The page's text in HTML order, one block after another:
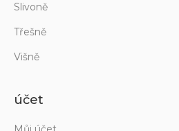
Slivoně
Třešně
Višně
účet